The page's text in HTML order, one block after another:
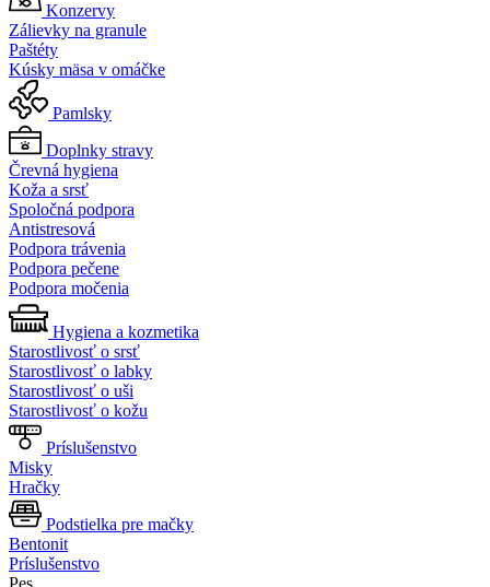
Konzervy
Zálievky na granule
Paštéty
Kúsky mäsa v omáčke
Pamlsky
Doplnky stravy
Črevná hygiena
Koža a srsť
Spoločná podpora
Antistresová
Podpora trávenia
Podpora pečene
Podpora močenia
Hygiena a kozmetika
Starostlivosť o srsť
Starostlivosť o labky
Starostlivosť o uši
Starostlivosť o kožu
Príslušenstvo
Misky
Hračky
Podstielka pre mačky
Bentonit
Príslušenstvo